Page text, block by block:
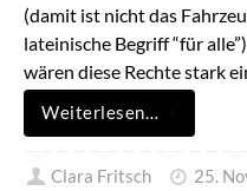
(damit ist nicht das
lateinische Begriff “für
wären diese Rechte stark
Weiterlesen…
Clara Fritsch 25.